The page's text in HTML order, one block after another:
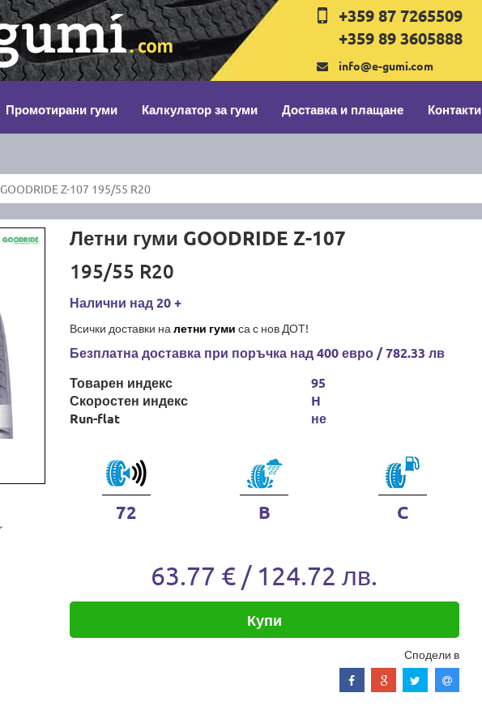
+359 87 7265509
+359 89 3605888
info@e-gumi.com
Промотирани гуми Калкулатор за гуми Доставка и плащане Контакти
GOODRIDE Z-107 195/55 R20
Летни гуми GOODRIDE Z-107
195/55 R20
Налични над 20 +
Всички доставки на летни гуми са с нов ДОТ!
Безплатна доставка при поръчка над 400 евро / 782.33 лв
Товарен индекс
Скоростен индекс
Run-flat
95
H
не
72 B C
63.77 € / 124.72 лв.
Купи
Сподели в